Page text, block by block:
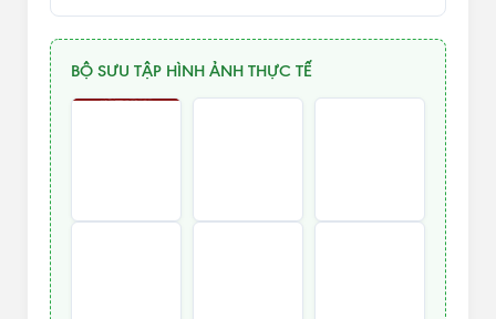
BỘ SƯU TẬP HÌNH ẢNH THỰC TẾ